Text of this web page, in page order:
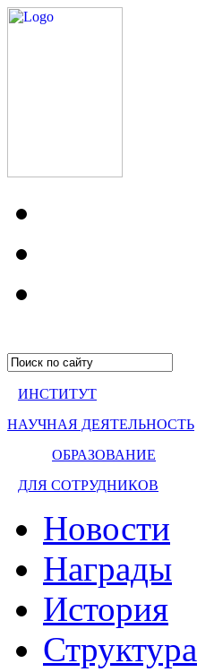
ИНСТИТУТ
НАУЧНАЯ ДЕЯТЕЛЬНОСТЬ
ОБРАЗОВАНИЕ
ДЛЯ СОТРУДНИКОВ
Новости
Награды
История
Структура